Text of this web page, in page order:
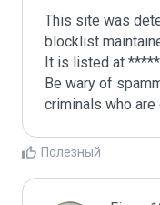
This site was
blocklist
It is listed at *****
Be wary of
criminals who are
Полезный